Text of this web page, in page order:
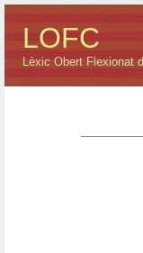
LOFC
Lèxic Obert Flexionat